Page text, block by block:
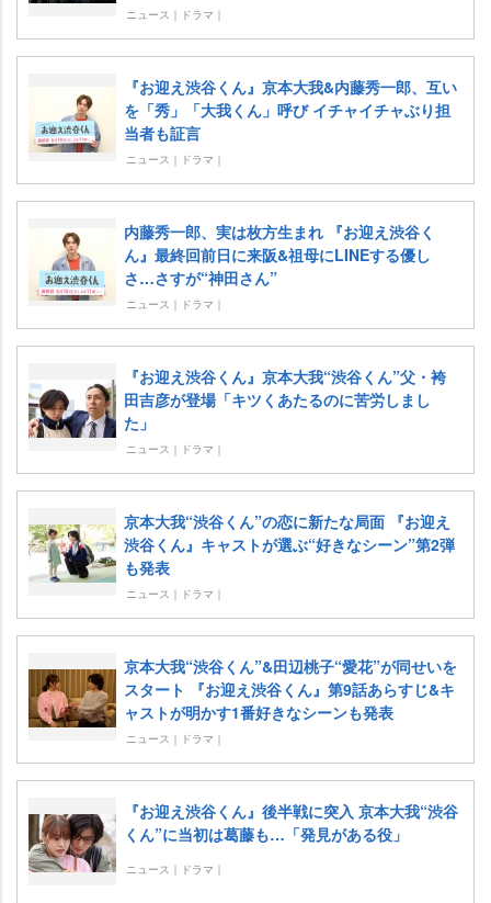
ニュース｜ドラマ｜
『お迎え渋谷くん』京本大我&内藤秀一郎、互い
を「秀」「大我くん」呼び イチャイチャぶり担
当者も証言
ニュース｜ドラマ｜
内藤秀一郎、実は枚方生まれ 『お迎え渋谷く
ん』最終回前日に来阪&祖母にLINEする優し
さ…さすが“神田さん”
ニュース｜ドラマ｜
『お迎え渋谷くん』京本大我“渋谷くん”父・袴
田吉彦が登場「キツくあたるのに苦労しまし
た」
ニュース｜ドラマ｜
京本大我“渋谷くん”の恋に新たな局面 『お迎え
渋谷くん』キャストが選ぶ“好きなシーン”第2弾
も発表
ニュース｜ドラマ｜
京本大我“渋谷くん”&田辺桃子“愛花”が同せいを
スタート 『お迎え渋谷くん』第9話あらすじ&キ
ャストが明かす1番好きなシーンも発表
ニュース｜ドラマ｜
『お迎え渋谷くん』後半戦に突入 京本大我“渋谷
くん”に当初は葛藤も…「発見がある役」
ニュース｜ドラマ｜